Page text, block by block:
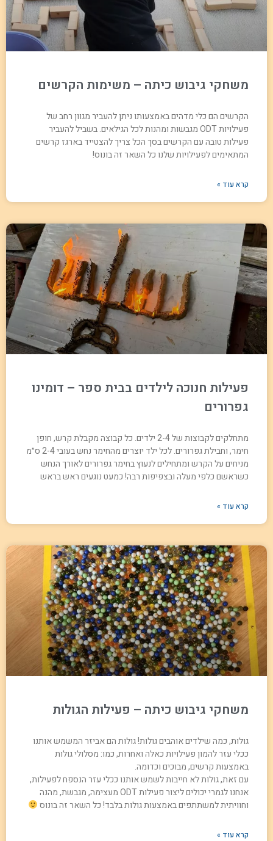
משחקי גיבוש כיתה – משימות הקרשים
הקרשים הם כלי מדהים באמצעותו ניתן להעביר מגוון רחב של
פעילויות ODT מגבשות ומהנות לכל הגילאים. בשביל להעביר
פעילות טובה עם הקרשים בסך הכל צריך להצטייד בארגז קרשים
המתאימים לפעילויות שלנו כל השאר זה בונוס!
קרא עוד »
פעילות חנוכה לילדים בבית ספר – דומינו
גפרורים
מתחלקים לקבוצות של 2-4 ילדים. כל קבוצה מקבלת קרש, חופן
חימר, וחבילת גפרורים. לכל ילד יוצרים מהחימר נחש בעובי 2-4 ס״מ
מניחים על הקרש ומתחילים לנעוץ בחימר גפרורים לאורך הנחש
כשראשם כלפי מעלה ובצפיפות רבה! כמעט נוגעים ראש בראש
קרא עוד »
משחקי גיבוש כיתה – פעילות הגולות
גולות, כמה שילדים אוהבים גולות! גולות הם אביזר המשמש אותנו
ככלי עזר להמון פעילויות כאלה ואחרות, כמו: מסלולי גולות
באמצעות קרשים, מבוכים וכדומה.
עם זאת, גולות לא חייבות לשמש אותנו ככלי עזר הנספח לפעילות,
אנחנו לגמרי יכולים ליצור פעילות ODT מעצימה, מגבשת, מהנה
וחוויתית למשתתפים באמצעות גולות בלבד! כל השאר זה בונוס
קרא עוד »